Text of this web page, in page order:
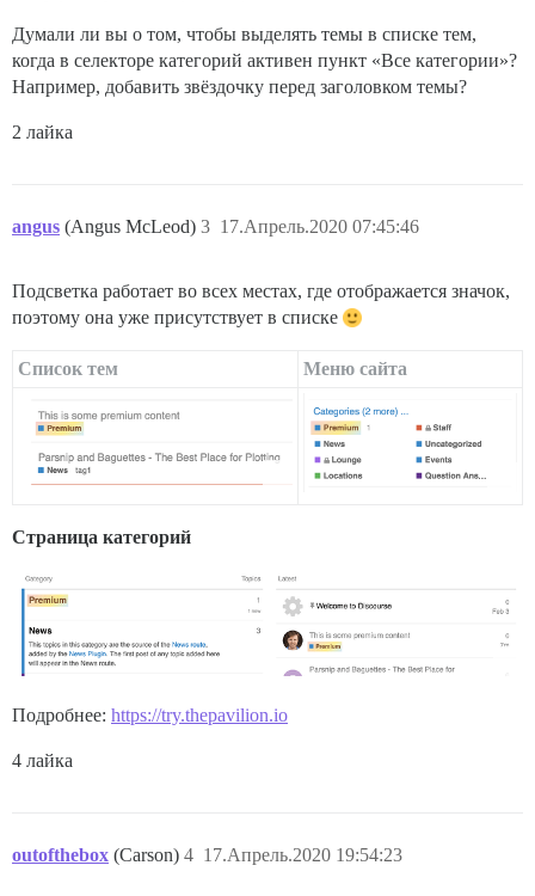
Думали ли вы о том, чтобы выделять темы в списке тем,
когда в селекторе категорий активен пункт «Все категории»?
Например, добавить звёздочку перед заголовком темы?
2 лайка
angus (Angus McLeod) 17.Апрель.2020 07:45:46
3
Подсветка работает во всех местах, где отображается значок,
поэтому она уже присутствует в списке
Список тем Меню сайта
Страница категорий
Подробнее: https://try.thepavilion.io
4 лайка
outofthebox (Carson) 17.Апрель.2020 19:54:23
4